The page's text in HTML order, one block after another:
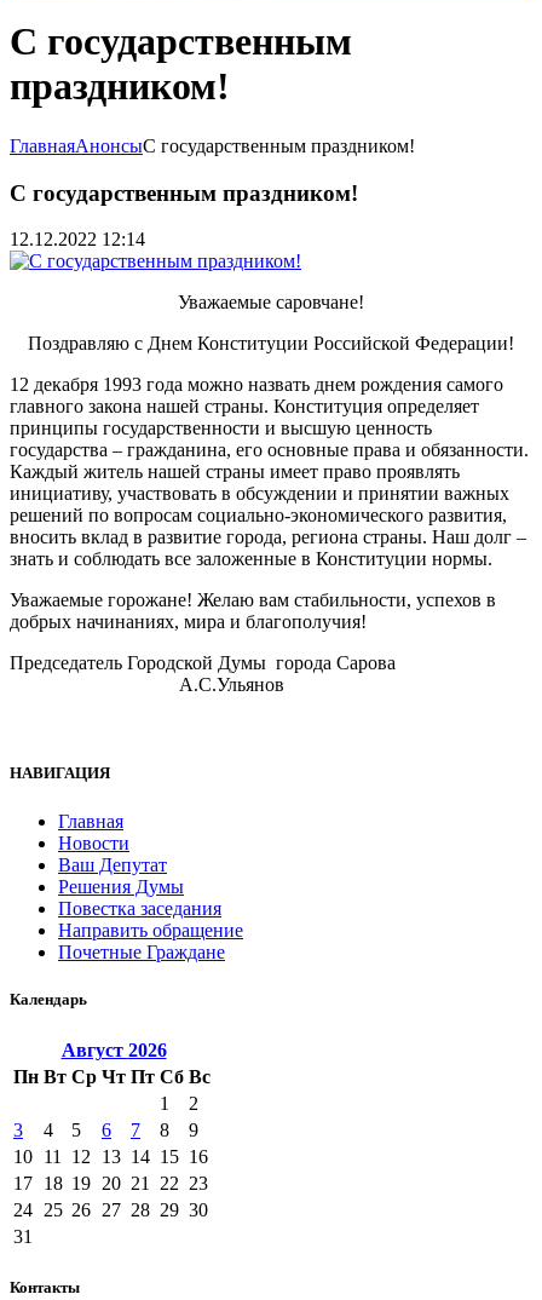
С государственным
праздником!
ГлавнаяАнонсыС государственным праздником!
С государственным праздником!
12.12.2022 12:14
Уважаемые саровчане!
Поздравляю с Днем Конституции Российской Федерации!
12 декабря 1993 года можно назвать днем рождения самого
главного закона нашей страны. Конституция определяет
принципы государственности и высшую ценность
государства – гражданина, его основные права и обязанности.
Каждый житель нашей страны имеет право проявлять
инициативу, участвовать в обсуждении и принятии важных
решений по вопросам социально-экономического развития,
вносить вклад в развитие города, региона страны. Наш долг –
знать и соблюдать все заложенные в Конституции нормы.
Уважаемые горожане! Желаю вам стабильности, успехов в
добрых начинаниях, мира и благополучия!
Председатель Городской Думы города Сарова
А.С.Ульянов
НАВИГАЦИЯ
Главная
Новости
Ваш Депутат
Решения Думы
Повестка заседания
Направить обращение
Почетные Граждане
Календарь
Август 2026
Пн Вт Ср Чт Пт Сб Вс
1
2
3
4 5 6 7 8
9
10 11 12 13 14 15 16
17 18 19 20 21 22 23
24 25 26 27 28 29 30
31
Контакты